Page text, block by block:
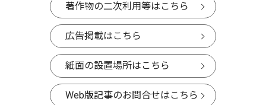
著作物の二次利用等はこちら
広告掲載はこちら
紙面の設置場所はこちら
Web版記事のお問合せはこちら